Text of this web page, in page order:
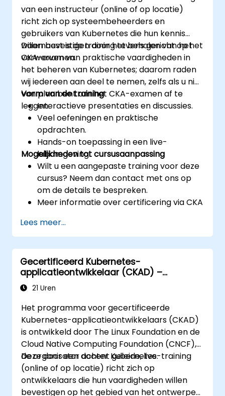
van een instructeur (online of op locatie)
richt zich op systeembeheerders en
gebruikers van Kubernetes die hun kennis
willen bevestigen door het behalen van het
CKA-examen.
Daarnaast is de training tevens gericht op het
verwerven van praktische vaardigheden in
het beheren van Kubernetes; daarom raden
wij iedereen aan deel te nemen, zelfs als u niet
van plan bent om het CKA-examen af te
leggen.
Vorm van de training
Interactieve presentaties en discussies.
Veel oefeningen en praktische
opdrachten.
Hands-on toepassing in een live-
labomgeving.
Mogelijkheden tot cursusaanpassing
Wilt u een aangepaste training voor deze
cursus? Neem dan contact met ons op
om de details te bespreken.
Meer informatie over certificering via CKA
https://training.linuxfoundation.org/
kubernetes-administrator-cka
Lees meer...
Gecertificeerd Kubernetes-
applicatieontwikkelaar (CKAD) –
voorbereiding op het examen
21 Uren
Het programma voor gecertificeerde
Kubernetes-applicatieontwikkelaars (CKAD)
is ontwikkeld door The Linux Foundation en de
Cloud Native Computing Foundation (CNCF),
de organisator achter Kubernetes.
Deze door een docent geleide, live-training
(online of op locatie) richt zich op
ontwikkelaars die hun vaardigheden willen
bevestigen op het gebied van het ontwerpen,